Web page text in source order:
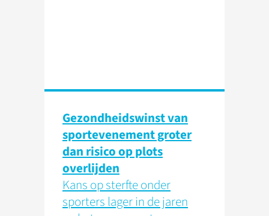
Gezondheidswinst van
sportevenement groter
dan risico op plots
overlijden
Kans op sterfte onder
sporters lager in de jaren